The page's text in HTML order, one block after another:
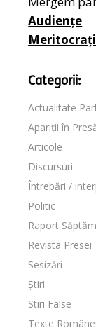
Audiențe
Categorii:
Actualitate
Apariții în
Articole
Discursuri
Întrebări /
Politic
Raport
Revista Presei
Sesizări
Știri
Stiri False
Texte